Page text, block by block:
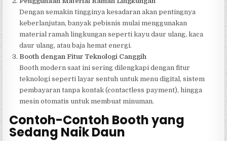
Dengan semakin tingginya kesadaran akan pentingnya
keberlanjutan, banyak pebisnis mulai menggunakan
material ramah lingkungan seperti kayu daur ulang, kaca
daur ulang, atau baja hemat energi.
Booth dengan Fitur Teknologi Canggih
Booth modern saat ini sering dilengkapi dengan fitur
teknologi seperti layar sentuh untuk menu digital, sistem
pembayaran tanpa kontak (contactless payment), hingga
mesin otomatis untuk membuat minuman.
Contoh-Contoh Booth yang
Sedang Naik Daun